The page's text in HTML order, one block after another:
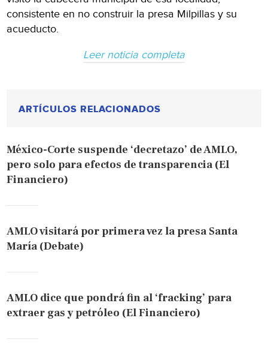
consistente en no construir la presa Milpillas y su
acueducto.
Leer noticia completa
ARTÍCULOS RELACIONADOS
México-Corte suspende ‘decretazo’ de AMLO,
pero solo para efectos de transparencia (El
Financiero)
AMLO visitará por primera vez la presa Santa
María (Debate)
AMLO dice que pondrá fin al ‘fracking’ para
extraer gas y petróleo (El Financiero)